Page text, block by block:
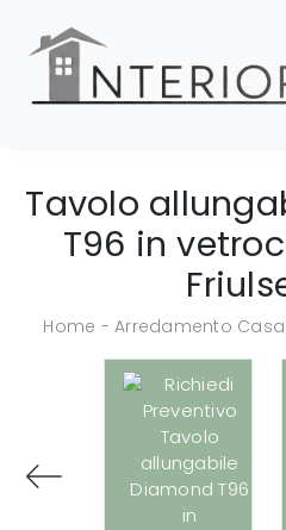
Tavolo
T96 in
Home - Arredamento Casa